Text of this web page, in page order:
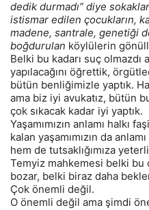
dedik durmadı” diye
istismar edilen çocukların,
madene, santrale, genetiği
boğdurulan köylülerin
Belki bu kadarı suç olmazdı
yapılacağını öğrettik,
bütün benliğimizle yaptık.
ama biz iyi avukatız, bütün
çok sıkacak kadar iyi yaptık.
Yaşamımızın anlamı halkı
kalan yaşamımızın da
hem de tutsaklığımıza
Temyiz mahkemesi belki bu
bozar, belki biraz daha
Çok önemli değil.
O önemli değil ama şimdi